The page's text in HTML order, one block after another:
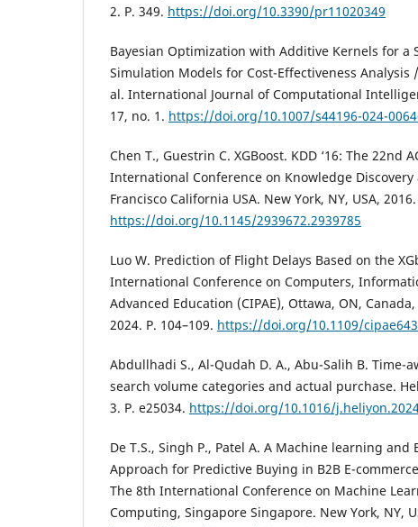
2. P. 349. https://doi.org/10.3390/pr11020349
Bayesian Optimization with Additive Kernels for a
Simulation Models for Cost-Effectiveness Analysis
al. International Journal of Computational
17, no. 1. https://doi.org/10.1007/s44196-024-
Chen T., Guestrin C. XGBoost. KDD ‘16: The 22nd
International Conference on Knowledge
Francisco California USA. New York, NY, USA, 2016.
https://doi.org/10.1145/2939672.2939785
Luo W. Prediction of Flight Delays Based on the
International Conference on Computers,
Advanced Education (CIPAE), Ottawa, ON,
2024. P. 104–109. https://doi.org/10.1109/
Abdullhadi S., Al-Qudah D. A., Abu-Salih B. Time-
search volume categories and actual purchase.
3. P. e25034. https://doi.org/10.1016/
De T.S., Singh P., Patel A. A Machine learning and
Approach for Predictive Buying in B2B E-
The 8th International Conference on Machine
Computing, Singapore Singapore. New York, NY,